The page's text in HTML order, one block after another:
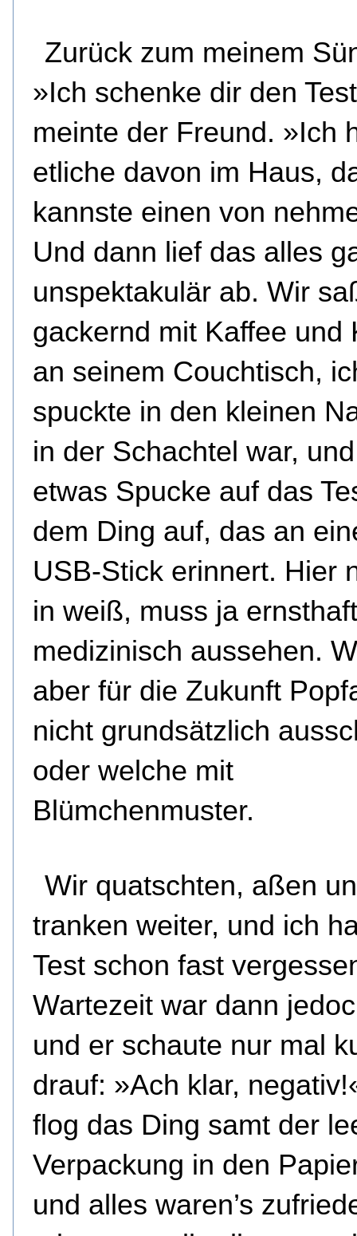
Zurück zum meinem
»Ich schenke dir den
meinte der Freund. »Ich
etliche davon im Haus,
kannste einen von
Und dann lief das alles
unspektakulär ab. Wir
gackernd mit Kaffee und
an seinem Couchtisch,
spuckte in den kleinen
in der Schachtel war,
etwas Spucke auf das
dem Ding auf, das an
USB-Stick erinnert. Hier
in weiß, muss ja ernsthaft
medizinisch aussehen.
aber für die Zukunft
nicht grundsätzlich
oder welche mit
Blümchenmuster.
Wir quatschten, aßen
tranken weiter, und ich
Test schon fast
Wartezeit war dann
und er schaute nur mal
drauf: »Ach klar,
flog das Ding samt der
Verpackung in den
und alles waren’s